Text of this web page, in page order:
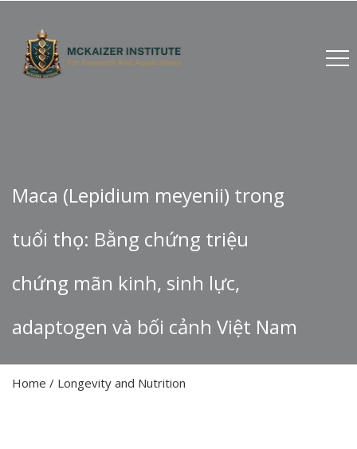
Maca (Lepidium meyenii) trong
tuổi thọ: Bằng chứng triệu
chứng mãn kinh, sinh lực,
adaptogen và bối cảnh Việt Nam
Home / Longevity and Nutrition